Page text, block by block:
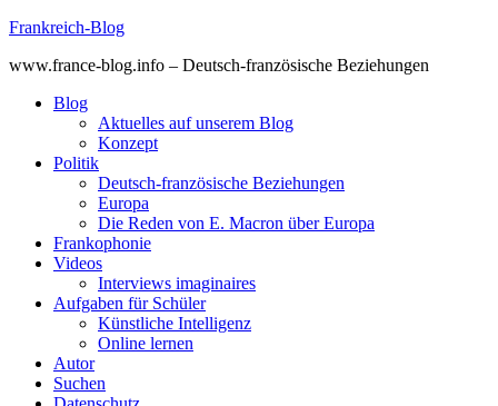
Skip
content
Frankreich-Blog
www.france-blog.info – Deutsch-französische Beziehungen
Blog
Aktuelles auf unserem Blog
Konzept
Politik
Deutsch-französische Beziehungen
Europa
Die Reden von E. Macron über Europa
Frankophonie
Videos
Interviews imaginaires
Aufgaben für Schüler
Künstliche Intelligenz
Online lernen
Autor
Suchen